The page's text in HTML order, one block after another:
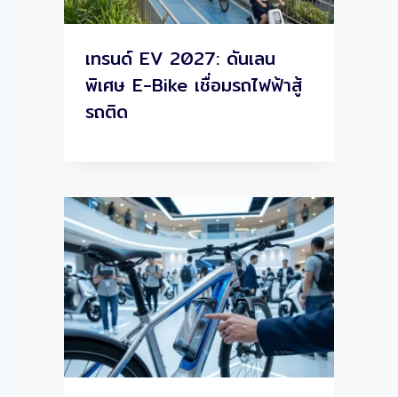
เทรนด์ EV 2027: ดันเลน
พิเศษ E-Bike เชื่อมรถไฟฟ้าสู้
รถติด